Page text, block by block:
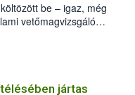
be – igaz, még
vetőmagvizsgáló
Czigler Győző által
jártas